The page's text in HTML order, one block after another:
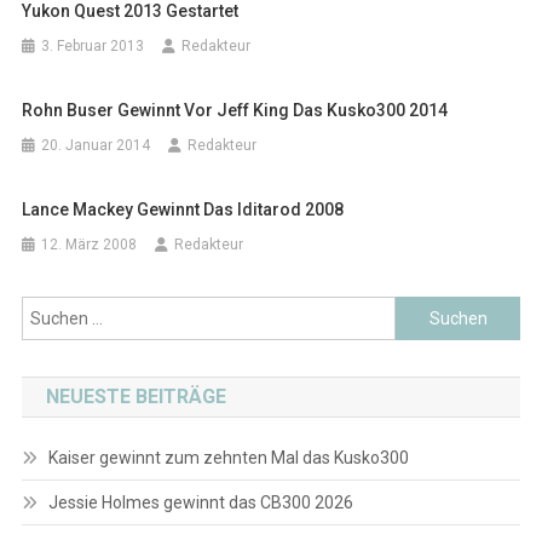
Yukon Quest 2013 Gestartet
3. Februar 2013 Redakteur
Rohn Buser Gewinnt Vor Jeff King Das Kusko300 2014
20. Januar 2014 Redakteur
Lance Mackey Gewinnt Das Iditarod 2008
12. März 2008 Redakteur
Suchen
nach:
NEUESTE BEITRÄGE
Kaiser gewinnt zum zehnten Mal das Kusko300
Jessie Holmes gewinnt das CB300 2026